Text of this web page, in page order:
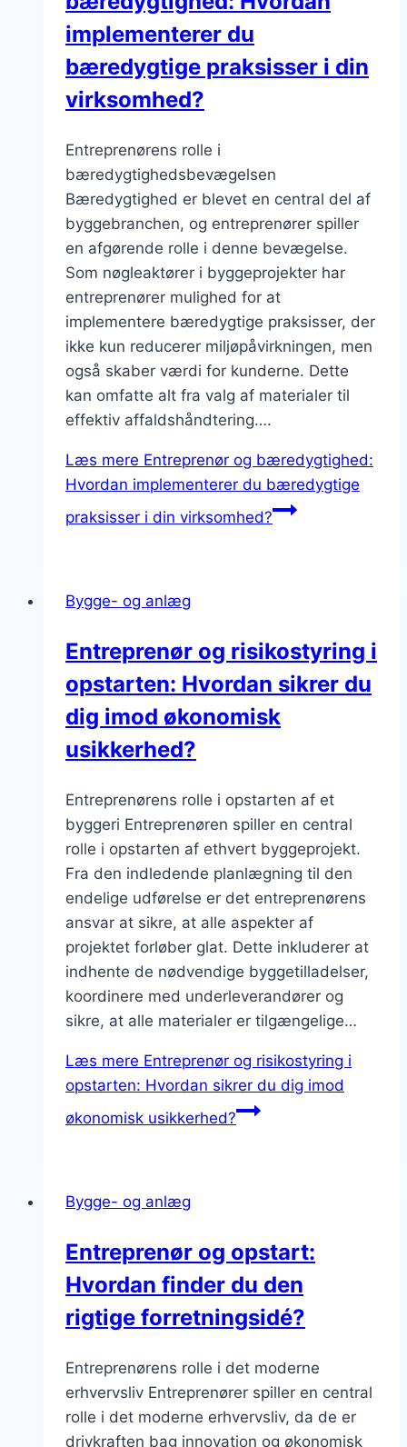
implementerer du
bæredygtige praksisser i din
virksomhed?
Entreprenørens rolle i
bæredygtighedsbevægelsen
Bæredygtighed er blevet en central del af
byggebranchen, og entreprenører spiller
en afgørende rolle i denne bevægelse.
Som nøgleaktører i byggeprojekter har
entreprenører mulighed for at
implementere bæredygtige praksisser, der
ikke kun reducerer miljøpåvirkningen, men
også skaber værdi for kunderne. Dette
kan omfatte alt fra valg af materialer til
effektiv affaldshåndtering….
Læs mere Entreprenør og bæredygtighed:
Hvordan implementerer du bæredygtige
praksisser i din virksomhed?
Bygge- og anlæg
Entreprenør og risikostyring i
opstarten: Hvordan sikrer du
dig imod økonomisk
usikkerhed?
Entreprenørens rolle i opstarten af et
byggeri Entreprenøren spiller en central
rolle i opstarten af ethvert byggeprojekt.
Fra den indledende planlægning til den
endelige udførelse er det entreprenørens
ansvar at sikre, at alle aspekter af
projektet forløber glat. Dette inkluderer at
indhente de nødvendige byggetilladelser,
koordinere med underleverandører og
sikre, at alle materialer er tilgængelige…
Læs mere Entreprenør og risikostyring i
opstarten: Hvordan sikrer du dig imod
økonomisk usikkerhed?
Bygge- og anlæg
Entreprenør og opstart:
Hvordan finder du den
rigtige forretningsidé?
Entreprenørens rolle i det moderne
erhvervsliv Entreprenører spiller en central
rolle i det moderne erhvervsliv, da de er
drivkraften bag innovation og økonomisk